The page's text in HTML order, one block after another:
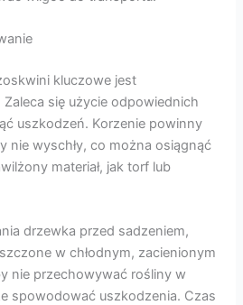
kluczowe jest
się użycie odpowiednich
uszkodzeń. Korzenie powinny
nie wyschły, co można osiągnąć
materiał, jak torf lub
drzewka przed sadzeniem,
w chłodnym, zacienionym
nie przechowywać rośliny w
spowodować uszkodzenia. Czas